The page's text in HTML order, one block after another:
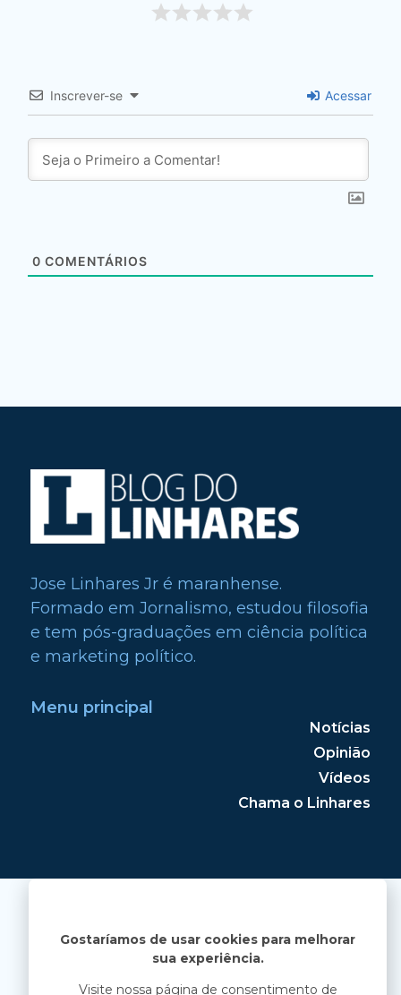
Inscrever-se Acessar
0 COMENTÁRIOS
Jose Linhares Jr é maranhense.
Formado em Jornalismo, estudou filosofia
e tem pós-graduações em ciência política
e marketing político.
Menu principal
Notícias
Opinião
Vídeos
Chama o Linhares
Gostaríamos de usar cookies para melhorar
sua experiência.
Visite nossa página de consentimento de